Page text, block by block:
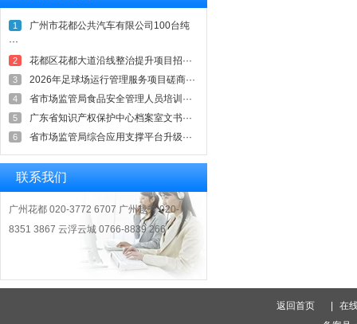
1
广州市花都公共汽车有限公司100台纯
···
2 花都区花都大道沿线整治提升项目招···
3 2026年足球场运行管理服务项目磋商···
4 省市场监管局食品安全管理人员培训···
5 广东省知识产权保护中心档案室文书···
6 省市场监管局综合应用支撑平台升级···
联系我们
广州花都 020-3772 6707 广州越秀 020-
8351 3867 云浮云城 0766-8839 266
返回首页
在